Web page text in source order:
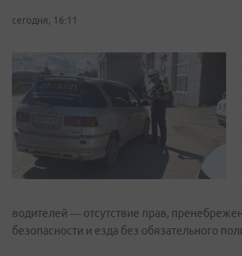
сегодня, 16:11
водителей — отсутствие прав,
безопасности и езда без обязательного